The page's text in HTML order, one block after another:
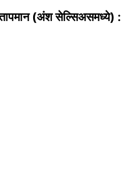
(अंश सेल्सिअसमध्ये) :